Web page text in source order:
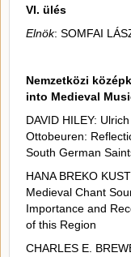
VI. ülés
Elnök: SOMFAI
Nemzetközi
into Medieval
DAVID HILEY:
Ottobeuren:
South German
HANA BREKO
Medieval Chant
Importance and
of this Region
CHARLES E.